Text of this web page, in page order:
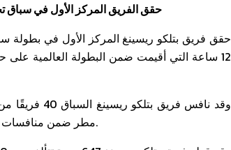
حقق الفريق المركز الأول في سباق تحمل 12 ساعة ضمن البطولة
12 ساعة التي أقيمت ضمن البطولة العالمية
مطر ضمن منافسات فئة السائقين المحترفين في سباق التحمل، إلى جانب رامز عزام وسعيد المهيري.